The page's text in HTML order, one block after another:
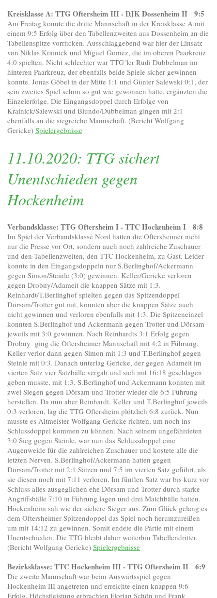
Kreisklasse A: TTG Oftersheim III - DJK Dossenheim II 9:5
Am Freitag konnte die dritte Mannschaft in der Kreisklasse A mit
einem 9:5 Erfolg über den Tabellenzweiten aus Dossenheim an die
Tabellenspitze vorrücken. Ausschlaggebend war hier der Einsatz
von Niklas Krainick und Miguel Gomez, die im oberen Paarkreuz
4:0 spielten. Nicht schlechter war TTG´ler Rudi Dubbelman im
hinteren Paarkreuz, der ebenfalls beide Spiele sicher gewinnen
konnte. Jonas Göbel in der Mitte 1:1 und Günter Salewski 0:1, der
sein zweites Spiel schon so gut wie gewonnen hatte, ergänzten die
Einzelerfolge. Die Eingangsdoppel durch Erfolge von
Krainick/Salewski und Biundo/Dubbelman gingen mit 2:1
ebenfalls an die siegreiche Mannschaft. (Bericht Wolfgang
Gericke) Spielergebnisse
11.10.2020: TTG sichert
Unentschieden gegen
Hockenheim
Verbandsklasse: TTG Oftersheim I - TTC Hockenheim I 8:8
Im Spiel der Verbandsklasse Nord hatten die Oftersheimer nicht
nur die Presse vor Ort, sondern auch noch zahlreiche Zuschauer
und den Tabellenzweiten, den TTC Hockenheim, zu Gast. Leider
konnte in den Eingangsdoppeln nur S.Berlinghof/Ackermann
gegen Simon/Steinle (3:0) gewinnen. Keller/Gericke verloren
gegen Drobny/Adameit die knappen Sätze mit 1:3.
Reinhardt/T.Berlinghof spielten gegen das Spitzendoppel
Dörsam/Trotter gut mit, konnten aber die knappen Sätze auch
nicht gewinnen und verloren ebenfalls mit 1:3. Die Spitzeneinzel
konnten S.Berlinghof und Ackermann gegen Trotter und Dörsam
jeweils mit 3:0 gewinnen. Nach Reinhardts 3:1 Erfolg gegen
Drobny ging die Oftersheimer Mannschaft mit 4:2 in Führung.
Keller verlor dann gegen Simon mit 1:3 und T.Berlinghof gegen
Steinle mit 0:3. Danach unterlag Gericke, der gegen Adameit im
vierten Satz vier Satzbälle vergab und sich mit 16:18 geschlagen
geben musste, mit 1:3. S.Berlinghof und Ackermann konnten mit
zwei Siegen gegen Dörsam und Trotter wieder die 6:5 Führung
herstellen. Da nun aber Reinhardt, Keller und T.Berlinghof jeweils
0:3 verloren, lag die TTG Oftersheim plötzlich 6:8 zurück. Nun
musste es Altmeister Wolfgang Gericke richten, um noch ins
Schlussdoppel kommen zu können. Nach seinem ungefährdeten
3:0 Sieg gegen Steinle, war nun das Schlussdoppel eine
Augenweide für die zahlreichen Zuschauer und kostete alle die
letzten Nerven. S.Berlinghof/Ackermann hatten gegen
Dörsam/Trotter mit 2:1 Sätzen und 7:5 im vierten Satz geführt, als
sie diesen noch mit 7:11 verloren. Im fünften Satz war bis kurz vor
Schluss alles ausgeglichen ehe Dörsam und Trotter durch starke
Angriffsbälle 7:10 in Führung lagen und drei Matchbälle hatten.
Hockenheim sah wie der sichere Sieger aus. Zum Glück gelang es
dem Oftersheimer Spitzendoppel das Spiel noch herumzureißen
um mit 14:12 zu gewinnen. Somit endete die Partie mit einem
Unentschieden. Die TTG bleibt daher weiterhin Tabellendritter.
(Bericht Wolfgang Gericke) Spielergebnisse
Bezirksklasse: TTC Hockenheim III - TTG Oftersheim II 6:9
Die zweite Mannschaft war beim Auswärtsspiel gegen
Hockenheim III angetreten und erreichte einen knappen 9:6
Erfolg. Höchstleistung erbrachten Florian Schön und Frank